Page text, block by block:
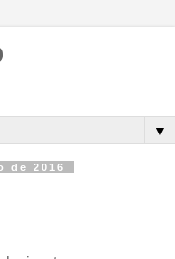
▼
de 2016